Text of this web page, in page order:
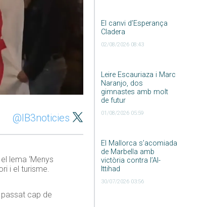
El canvi d’Esperança
Cladera
02/08/2026 08:43
Leire Escauriaza i Marc
Naranjo, dos
gimnastes amb molt
de futur
01/08/2026 05:59
El Mallorca s’acomiada
de Marbella amb
victòria contra l’Al-
Ittihad
30/07/2026 03:56
@IB3noticies
lema ‘Menys
i el turisme.
cap de